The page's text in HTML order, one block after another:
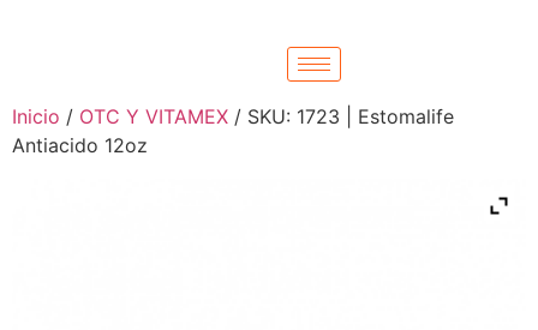
Inicio / OTC Y VITAMEX / SKU: 1723 | Estomalife
Antiacido 12oz